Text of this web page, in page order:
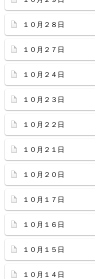
１０月２８日
１０月２７日
１０月２４日
１０月２３日
１０月２２日
１０月２１日
１０月２０日
１０月１７日
１０月１６日
１０月１５日
１０月１４日